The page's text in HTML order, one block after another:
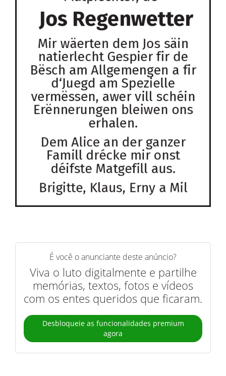
É você o anunciante deste anúncio?
Viva o luto digitalmente e partilhe
memórias, textos, fotos e vídeos
com os entes queridos que ficaram.
Desbloqueie as funcionalidades premium
agora